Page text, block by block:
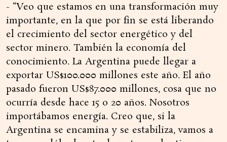
- “Veo que estamos en una transformación muy
importante, en la que por fin se está liberando
el crecimiento del sector energético y del
sector minero. También la economía del
conocimiento. La Argentina puede llegar a
exportar US$100.000 millones este año. El año
pasado fueron US$87.000 millones, cosa que no
ocurría desde hace 15 o 20 años. Nosotros
importábamos energía. Creo que, si la
Argentina se encamina y se estabiliza, vamos a